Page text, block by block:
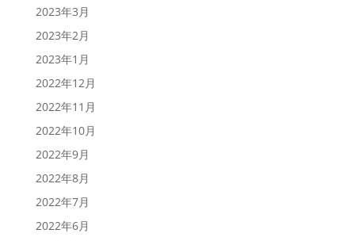
2023年3月
2023年2月
2023年1月
2022年12月
2022年11月
2022年10月
2022年9月
2022年8月
2022年7月
2022年6月